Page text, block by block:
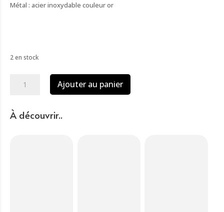
Métal : acier inoxydable couleur or
2 en stock
rond
Ajouter au panier
À découvrir..